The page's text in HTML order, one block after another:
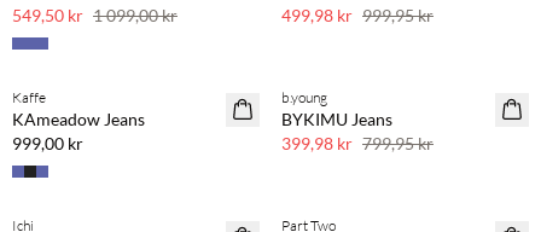
549,50 kr 1 099,00 kr
499,98 kr 999,95 kr
Kaffe
KAmeadow Jeans
999,00 kr
SAVE20
b.young
BYKIMU Jeans
399,98 kr 799,95 kr
BASIC DEAL
Ichi Part Two